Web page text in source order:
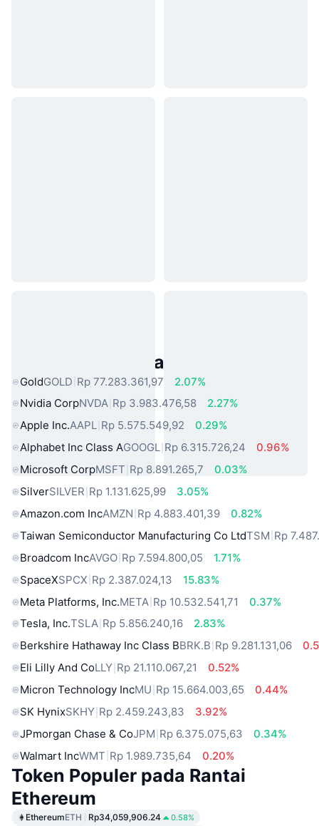
Aset Dunia Nyata Populer
GoldGOLD Rp 77.283.361,97
2.07%
Nvidia CorpNVDA Rp 3.983.476,58
2.27%
Apple Inc.AAPL Rp 5.575.549,92
0.29%
Alphabet Inc Class AGOOGL Rp 6.315.726,24
0.96%
Microsoft CorpMSFT Rp 8.891.265,7
0.03%
SilverSILVER Rp 1.131.625,99
3.05%
Amazon.com IncAMZN Rp 4.883.401,39
0.82%
Taiwan Semiconductor Manufacturing Co LtdTSM Rp
Broadcom IncAVGO Rp 7.594.800,05
1.71%
SpaceXSPCX Rp 2.387.024,13
15.83%
Meta Platforms, Inc.META Rp 10.532.541,71
0.37%
Tesla, Inc.TSLA Rp 5.856.240,16
2.83%
Berkshire Hathaway Inc Class BBRK.B Rp 9.281.131,06
Eli Lilly And CoLLY Rp 21.110.067,21
0.52%
Micron Technology IncMU Rp 15.664.003,65
0.44%
SK HynixSKHY Rp 2.459.243,83
3.92%
JPmorgan Chase & CoJPM Rp 6.375.075,63
0.34%
Walmart IncWMT Rp 1.989.735,64 0.20%
Token Populer pada Rantai
Ethereum
EthereumETH Rp34,059,906.24 0.58%